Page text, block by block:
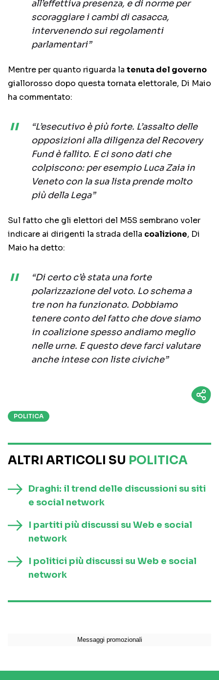
all’effettiva presenza, e di norme per
scoraggiare i cambi di casacca,
intervenendo sui regolamenti
parlamentari”
Mentre per quanto riguarda la tenuta del governo
giallorosso dopo questa tornata elettorale, Di Maio
ha commentato:
“L’esecutivo è più forte. L’assalto delle
opposizioni alla diligenza del Recovery
Fund è fallito. E ci sono dati che
colpiscono: per esempio Luca Zaia in
Veneto con la sua lista prende molto
più della Lega”
Sul fatto che gli elettori del M5S sembrano voler
indicare ai dirigenti la strada della coalizione, Di
Maio ha detto:
“Di certo c’è stata una forte
polarizzazione del voto. Lo schema a
tre non ha funzionato. Dobbiamo
tenere conto del fatto che dove siamo
in coalizione spesso andiamo meglio
nelle urne. E questo deve farci valutare
anche intese con liste civiche”
POLITICA
ALTRI ARTICOLI SU POLITICA
Draghi: il trend delle discussioni su siti
e social network
I partiti più discussi su Web e social
network
I politici più discussi su Web e social
network